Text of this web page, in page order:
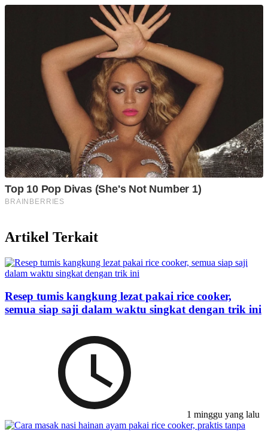
Artikel Terkait
Resep tumis kangkung lezat pakai rice cooker,
semua siap saji dalam waktu singkat dengan trik ini
1 minggu yang lalu